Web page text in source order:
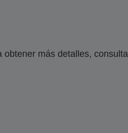
más detalles, consulta